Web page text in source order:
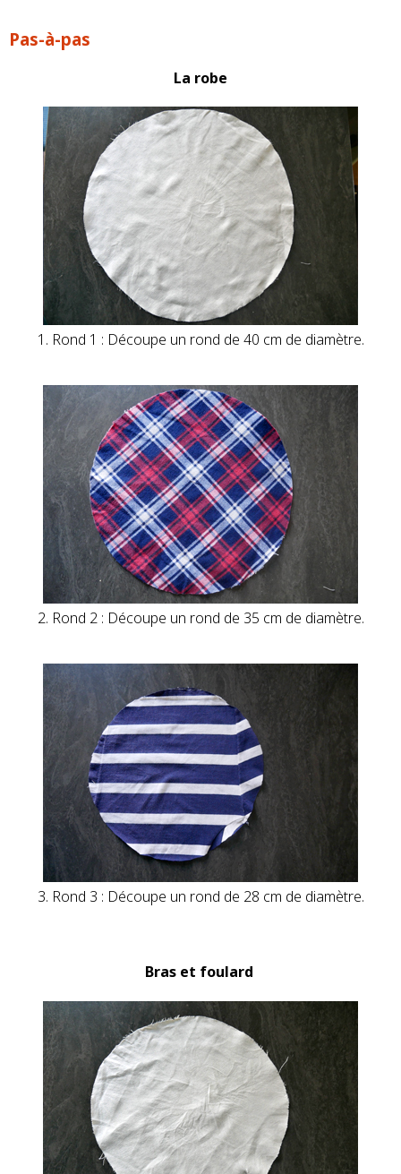
Pas-à-pas
La robe
1. Rond 1 : Découpe un rond de 40 cm de diamètre.
2. Rond 2 : Découpe un rond de 35 cm de diamètre.
3. Rond 3 : Découpe un rond de 28 cm de diamètre.
Bras et foulard